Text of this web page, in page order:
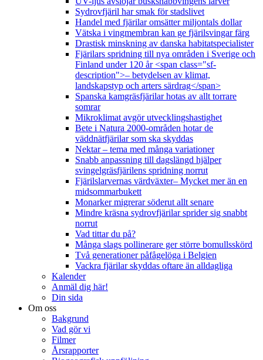
Sydrovfjäril har smak för stadslivet
Handel med fjärilar omsätter miljontals dollar
Vätska i vingmembran kan ge fjärilsvingar färg
Drastisk minskning av danska habitatspecialister
Fjärilars spridning till nya områden i Sverige och
Finland under 120 år <span class="sf-
description">– betydelsen av klimat,
landskapstyp och arters särdrag</span>
Spanska kamgräsfjärilar hotas av allt torrare
somrar
Mikroklimat avgör utvecklingshastighet
Bete i Natura 2000-områden hotar de
väddnätfjärilar som ska skyddas
Nektar – tema med många variationer
Snabb anpassning till dagslängd hjälper
svingelgräsfjärilens spridning norrut
Fjärilslarvernas värdväxter– Mycket mer än en
midsommarbukett
Monarker migrerar söderut allt senare
Mindre kräsna sydrovfjärilar sprider sig snabbt
norrut
Vad tittar du på?
Många slags pollinerare ger större bomullsskörd
Två generationer påfågelöga i Belgien
Vackra fjärilar skyddas oftare än alldagliga
Kalender
Anmäl dig här!
Din sida
Om oss
Bakgrund
Vad gör vi
Filmer
Årsrapporter